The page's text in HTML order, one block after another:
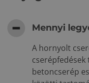
Mennyi
A hornyolt
cserépfedések
betoncserép